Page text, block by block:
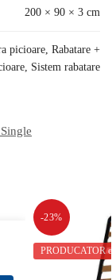
200 × 90 × 3 cm
picioare, Rabatare +
Sistem rabatare
-23%
PRODUCATOR